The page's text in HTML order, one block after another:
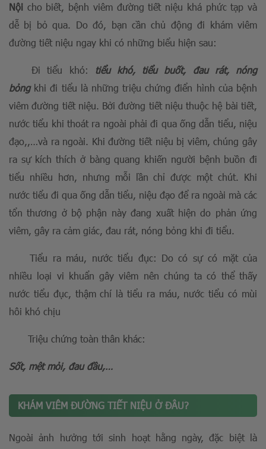
Nội cho biết, bệnh viêm đường tiết niệu khá phức tạp và
dễ bị bỏ qua. Do đó, bạn cần chủ động đi khám viêm
đường tiết niệu ngay khi có những biểu hiện sau:
Đi tiểu khó:
tiểu khó, tiểu buốt, đau rát, nóng
bỏngkhi đi tiểu là những triệu chứng điển hình của bệnh
viêm đường tiết niệu. Bởi đường tiết niệu thuộc hệ bài tiết,
nước tiểu khi thoát ra ngoài phải đi qua ống dẫn tiểu, niệu
đạo,,…và ra ngoài. Khi đường tiết niệu bị viêm, chúng gây
ra sự kích thích ở bàng quang khiến người bệnh buồn đi
tiểu nhiều hơn, nhưng mỗi lần chỉ được một chút. Khi
nước tiểu đi qua ống dẫn tiểu, niệu đạo để ra ngoài mà các
tổn thương ở bộ phận này đang xuất hiện do phản ứng
viêm, gây ra cảm giác, đau rát, nóng bỏng khi đi tiểu.
Tiểu ra máu, nước tiểu đục: Do có sự có mặt của
nhiều loại vi khuẩn gây viêm nên chúng ta có thể thấy
nước tiểu đục, thậm chí là tiểu ra máu, nước tiểu có mùi
hôi khó chịu
Triệu chứng toàn thân khác:
Sốt, mệt mỏi, đau đầu,…
KHÁM VIÊM ĐƯỜNG TIẾT NIỆU Ở ĐÂU?
Ngoài ảnh hưởng tới sinh hoạt hằng ngày, đặc biệt là